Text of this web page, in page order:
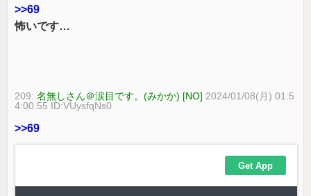
>>69
怖いです…
209:名無しさん＠涙目です。(みかか) [NO] 2024/01/08(月) 01:5
4:00.55 ID:VUysfqNs0
>>69